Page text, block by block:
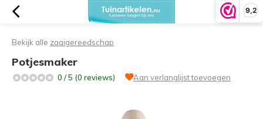
9,2
Bekijk alle zaaigereedschap
Potjesmaker
0 / 5 (0 reviews) Aan verlanglijst toevoegen